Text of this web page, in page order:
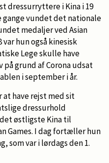
dressurryttere i Kina i 19
gange vundet det nationale
medaljer ved Asian
var hun også kinesisk
Lege skulle have
grund af Corona udsat
i september i år.
have rejst med sit
dressurhold
østligste Kina til
Games. I dag fortæller hun
som var i lørdags den 1.